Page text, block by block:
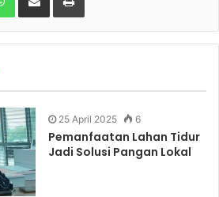
25 April 2025 6
Pemanfaatan Lahan Tidur
Jadi Solusi Pangan Lokal